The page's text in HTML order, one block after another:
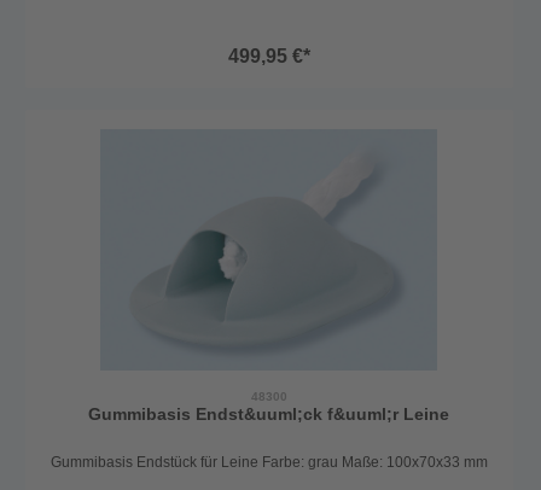
499,95 €*
48300
Gummibasis Endst&uuml;ck f&uuml;r Leine
Gummibasis Endstück für Leine Farbe: grau Maße: 100x70x33 mm